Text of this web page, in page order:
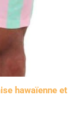
hawaïenne et